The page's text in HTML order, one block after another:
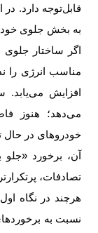
قابل‌توجه دارد.
به بخش جلوی
اگر ساختار
مناسب انرژی را
افزایش می‌یابد.
می‌دهد؛ هنوز
خودروهای در حال
آن، برخورد
تصادفات،
هرچند در نگاه
نسبت به